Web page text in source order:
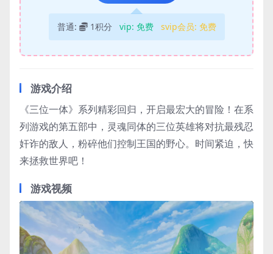
普通: 1积分 vip: 免费 svip会员: 免费
游戏介绍
《三位一体》系列精彩回归，开启最宏大的冒险！在系
列游戏的第五部中，灵魂同体的三位英雄将对抗最残忍
奸诈的敌人，粉碎他们控制王国的野心。时间紧迫，快
来拯救世界吧！
游戏视频